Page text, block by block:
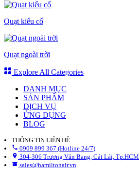
Quạt kiểu cổ
Quạt ngoài trời
Explore All Categories
DANH MỤC
SẢN PHẨM
DỊCH VỤ
ỨNG DỤNG
BLOG
THÔNG TIN LIÊN HỆ
0909 899 367 (Hotline 24/7)
304-306 Trương Văn Bang, Cát Lái, Tp.HCM
sales@hamiltonair.vn